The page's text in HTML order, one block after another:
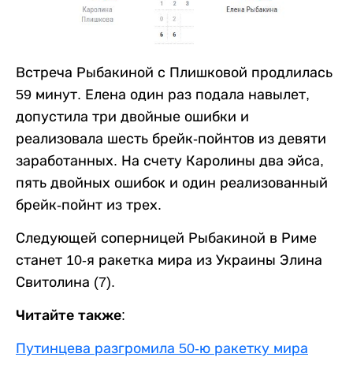
Встреча Рыбакиной с Плишковой продлилась
59 минут. Елена один раз подала навылет,
допустила три двойные ошибки и
реализовала шесть брейк-пойнтов из девяти
заработанных. На счету Каролины два эйса,
пять двойных ошибок и один реализованный
брейк-пойнт из трех.
Следующей соперницей Рыбакиной в Риме
станет 10-я ракетка мира из Украины Элина
Свитолина (7).
Читайте также:
Путинцева разгромила 50-ю ракетку мира